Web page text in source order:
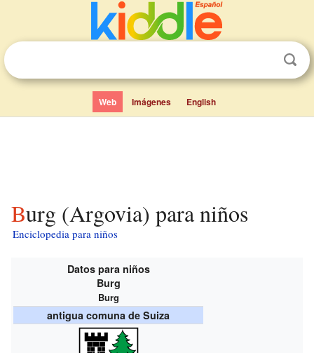
Web Imágenes English
Burg (Argovia) para niños
Enciclopedia para niños
Datos para niños
Burg
Burg
antigua comuna de Suiza